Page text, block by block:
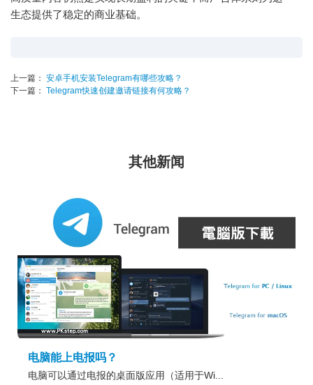
生态提供了稳定的商业基础。
上一篇： 安卓手机安装Telegram有哪些攻略？
下一篇： Telegram快速创建邀请链接有何攻略？
其他新闻
电脑能上电报吗？
电脑可以通过电报的桌面版应用（适用于Wi...